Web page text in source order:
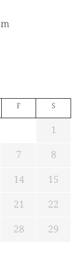
F S
1
7
8
14
15
21
22
28
29